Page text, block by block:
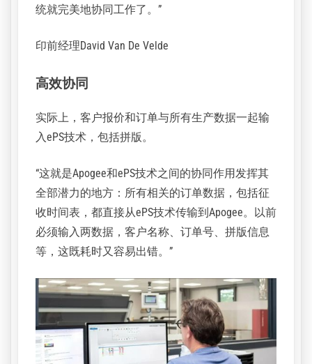
统就完美地协同工作了。”
印前经理David Van De Velde
高效协同
实际上，客户报价和订单与所有生产数据一起输
入ePS技术，包括拼版。
“这就是Apogee和ePS技术之间的协同作用发挥其
全部潜力的地方：所有相关的订单数据，包括征
收时间表，都直接从ePS技术传输到Apogee。以前
必须输入两数据，客户名称、订单号、拼版信息
等，这既耗时又容易出错。”